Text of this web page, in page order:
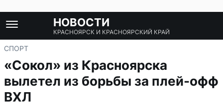
НОВОСТИ
КРАСНОЯРСК И КРАСНОЯРСКИЙ КРАЙ
СПОРТ
«Сокол» из Красноярска
вылетел из борьбы за плей-офф
ВХЛ